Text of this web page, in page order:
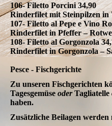
106- Filetto Porcini 34,90
Rinderfilet mit Steinpilzen in
107- Filetto al Pepe e Vino
Rinderfilet in Pfeffer –
108- Filetto al Gorgonzola
Rinderfilet in Gorgonzola –
Pesce - Fischgerichte
Zu unseren Fischgerichten
Tagesgemüse oderTagliatelle
haben.
Zusätzliche Beilagen